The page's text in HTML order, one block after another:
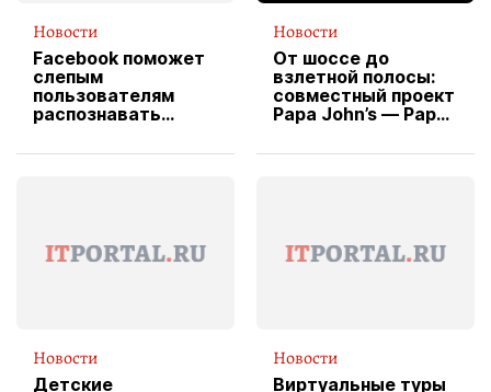
Новости
Facebook поможет
слепым
пользователям
распознавать
Новости
От шоссе до
взлетной полосы:
совместный проект
Papa John’s — Papa
вводит
Новости
Детские
Новости
Виртуальные туры